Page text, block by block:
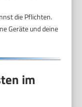
die Pflichten.
Geräte und deine
im